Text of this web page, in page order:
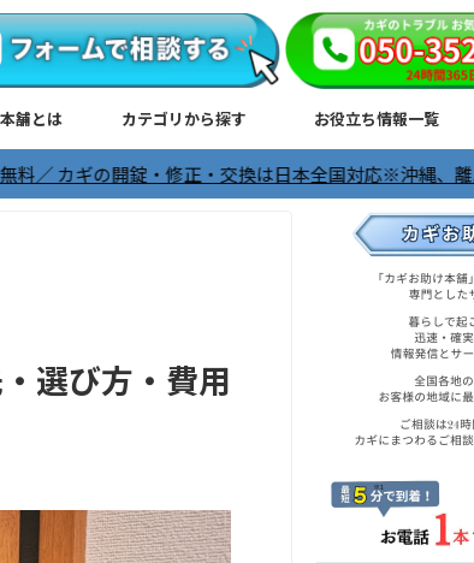
舗とは カテゴリから探す お役立ち情報一覧
修正・交換は日本全国対応※沖縄、離島は除く ＼24時
選び方・費用